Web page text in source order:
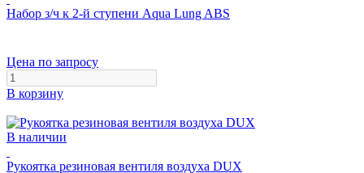
Набор з/ч к 2-й ступени Aqua Lung ABS
Цена по запросу
В корзину
В наличии
Рукоятка резиновая вентиля воздуха DUX